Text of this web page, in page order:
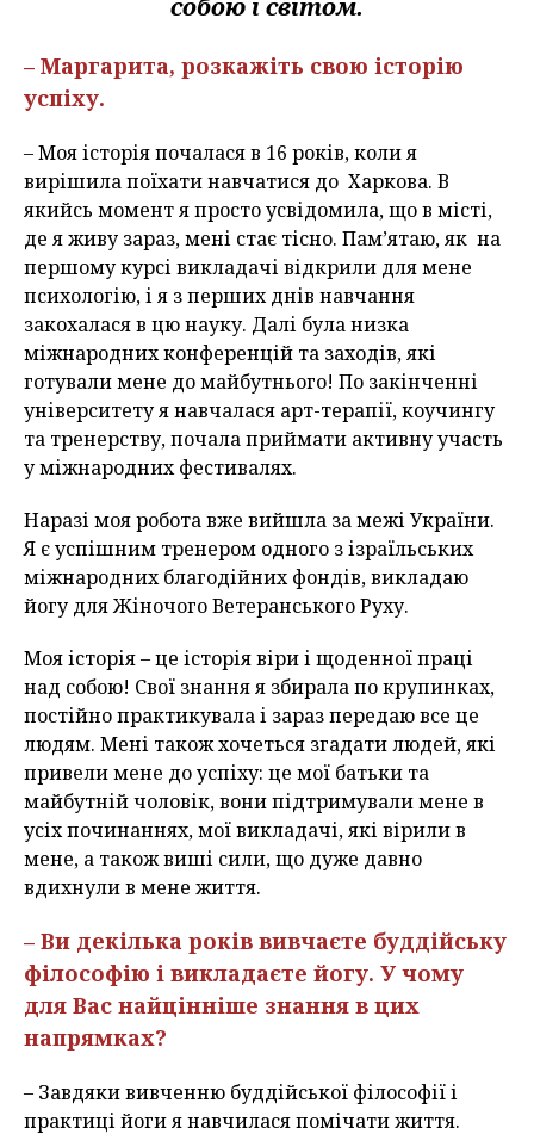
собою і світом.
– Маргарита, розкажіть свою історію
успіху.
– Моя історія почалася в 16 років, коли я
вирішила поїхати навчатися до Харкова. В
якийсь момент я просто усвідомила, що в місті,
де я живу зараз, мені стає тісно. Пам’ятаю, як на
першому курсі викладачі відкрили для мене
психологію, і я з перших днів навчання
закохалася в цю науку. Далі була низка
міжнародних конференцій та заходів, які
готували мене до майбутнього! По закінченні
університету я навчалася арт-терапії, коучингу
та тренерству, почала приймати активну участь
у міжнародних фестивалях.
Наразі моя робота вже вийшла за межі України.
Я є успішним тренером одного з ізраїльських
міжнародних благодійних фондів, викладаю
йогу для Жіночого Ветеранського Руху.
Моя історія – це історія віри і щоденної праці
над собою! Свої знання я збирала по крупинках,
постійно практикувала і зараз передаю все це
людям. Мені також хочеться згадати людей, які
привели мене до успіху: це мої батьки та
майбутній чоловік, вони підтримували мене в
усіх починаннях, мої викладачі, які вірили в
мене, а також виші сили, що дуже давно
вдихнули в мене життя.
– Ви декілька років вивчаєте буддійську
філософію і викладаєте йогу. У чому
для Вас найцінніше знання в цих
напрямках?
– Завдяки вивченню буддійської філософії і
практиці йоги я навчилася помічати життя.